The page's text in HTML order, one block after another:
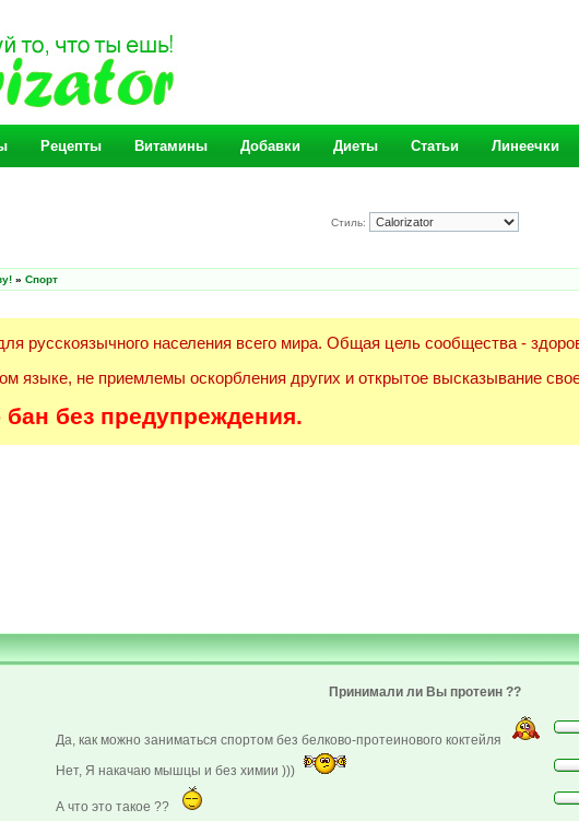
Рецепты Витамины Добавки Диеты Статьи Линеечки
Стиль:
» Спорт
русскоязычного населения всего мира. Общая цель сообщества -
языке, не приемлемы оскорбления других и открытое высказывание
без предупреждения.
Принимали ли Вы протеин ??
Да, как можно заниматься спортом без белково-протеинового коктейля
Нет, Я накачаю мышцы и без химии )))
А что это такое ??